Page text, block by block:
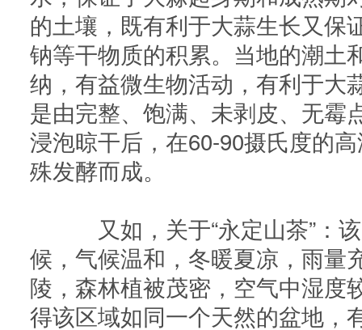
的土壤，既有利于大蒜生长又保
钠等干物质的积累。当地的潮土
纳，有益微生物活动，有利于大
是由完整、饱满、未剥皮、无霉
浸泡晾干后，在60-90摄氏度的
殊发酵而成。
又如，关于“永定山茶”：
候，气候温和，冬暖夏凉，雨量
陵，森林植被茂密，空气中湿度
得该区域如同一个天然的盆地，